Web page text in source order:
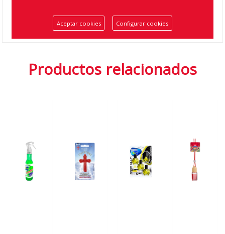
Productos relacionados
Aceptar cookies Configurar cookies